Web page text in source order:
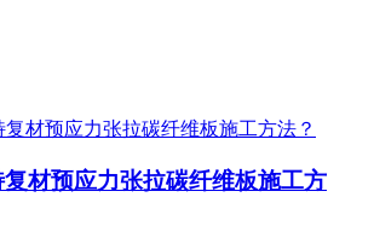
材预应力张拉碳纤维板施工方